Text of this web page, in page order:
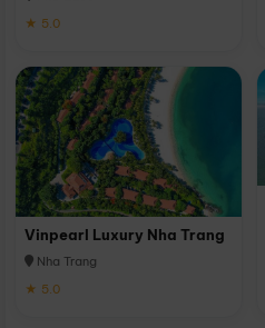
★ 5.0
Vinpearl Luxury Nha Trang
Nha Trang
★ 5.0